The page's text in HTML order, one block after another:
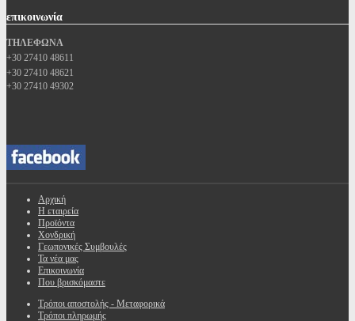
επικοινωνία
ΤΗΛΕΦΩΝΑ
+30 27410 48611
+30 27410 48621
+30 27410 49302
Αρχική
Η εταιρεία
Προϊόντα
Χονδρική
Γεωπονικές Συμβουλές
Τα νέα μας
Επικοινωνία
Που βρισκόμαστε
Τρόποι αποστολής - Μεταφορικά
Τρόποι πληρωμής